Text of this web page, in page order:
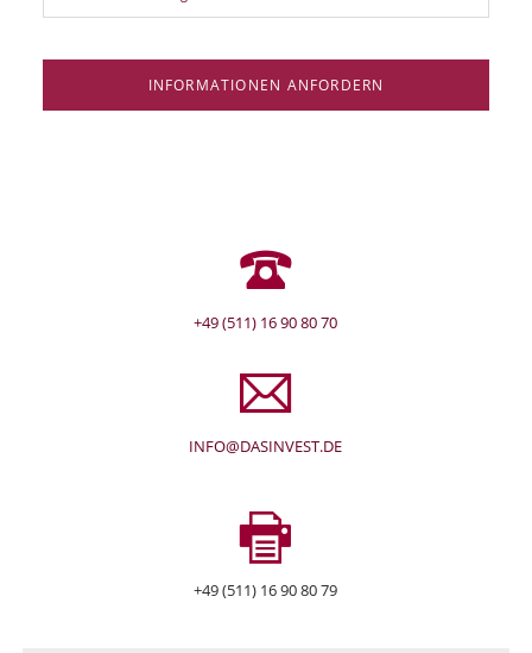
INFORMATIONEN ANFORDERN
+49 (511) 16 90 80 70
INFO@DASINVEST.DE
+49 (511) 16 90 80 79